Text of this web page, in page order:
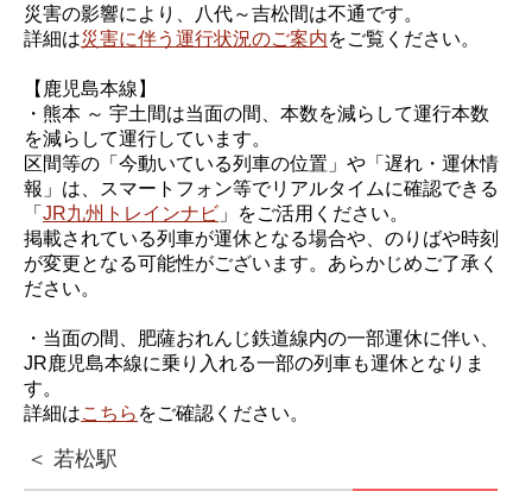
災害の影響により、八代～吉松間は不通です。
詳細は災害に伴う運行状況のご案内をご覧ください。
【鹿児島本線】
・熊本 ～ 宇土間は当面の間、本数を減らして運行本数
を減らして運行しています。
区間等の「今動いている列車の位置」や「遅れ・運休情
報」は、スマートフォン等でリアルタイムに確認できる
「JR九州トレインナビ 」をご活用ください。
掲載されている列車が運休となる場合や、のりばや時刻
が変更となる可能性がございます。あらかじめご了承く
ださい。
・当面の間、肥薩おれんじ鉄道線内の一部運休に伴い、
JR鹿児島本線に乗り入れる一部の列車も運休となりま
す。
詳細はこちら をご確認ください。
＜ 若松駅